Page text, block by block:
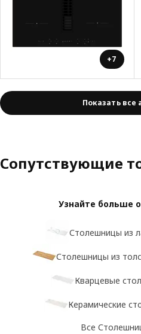
+7
Показать все
Сопутствующие
Узнайте больше
Столешницы из
Столешницы из
Кварцевые
Керамические
Все